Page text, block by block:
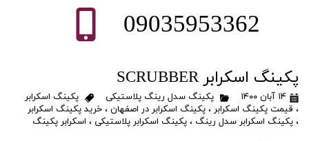
09035953362
پکینگ اسکرابر SCRUBBER
۱۴ آبان ۱۴۰۰ پکینگ سدل رینگ پلاستیکی
پکینگ اسکرابر
، قیمت پکینگ اسکرابر ، پکینگ اسکرابر در اصفهان ، خرید پکینگ اسکرابر
، پکینگ اسکرابر سدل رینگ ، پکینگ اسکرابر پلاستیکی ، اسکرابر پکینگ